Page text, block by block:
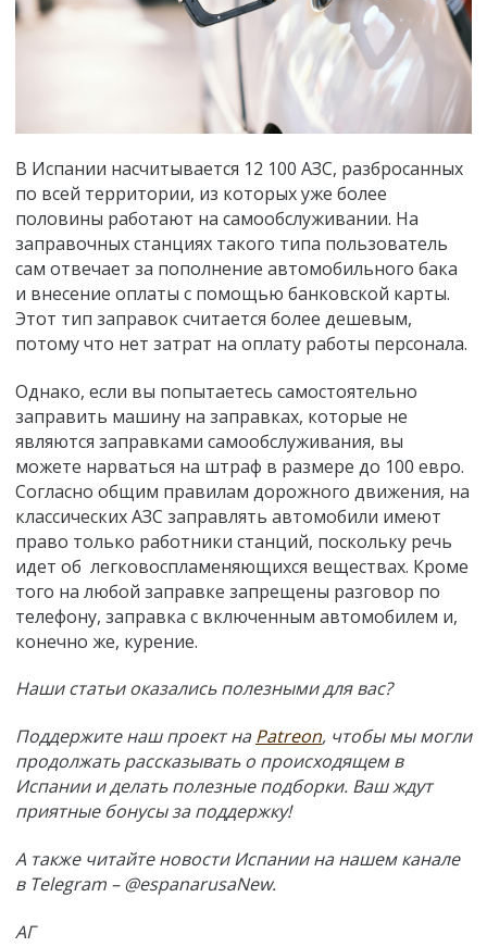
В Испании насчитывается 12 100 АЗС, разбросанных
по всей территории, из которых уже более
половины работают на самообслуживании. На
заправочных станциях такого типа пользователь
сам отвечает за пополнение автомобильного бака
и внесение оплаты с помощью банковской карты.
Этот тип заправок считается более дешевым,
потому что нет затрат на оплату работы персонала.
Однако, если вы попытаетесь самостоятельно
заправить машину на заправках, которые не
являются заправками самообслуживания, вы
можете нарваться на штраф в размере до 100 евро.
Согласно общим правилам дорожного движения, на
классических АЗС заправлять автомобили имеют
право только работники станций, поскольку речь
идет об легковоспламеняющихся веществах. Кроме
того на любой заправке запрещены разговор по
телефону, заправка с включенным автомобилем и,
конечно же, курение.
Наши статьи оказались полезными для вас?
Поддержите наш проект на Patreon, чтобы мы могли
продолжать рассказывать о происходящем в
Испании и делать полезные подборки. Ваш ждут
приятные бонусы за поддержку!
А также читайте новости Испании на нашем канале
в Telegram – @espanarusaNew.
АГ